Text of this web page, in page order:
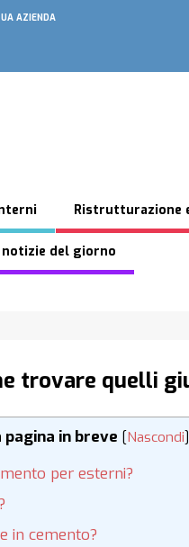
AZIENDA
Ristrutturazione
notizie del giorno
trovare quelli
in breve [Nascondi]
per esterni?
in cemento?